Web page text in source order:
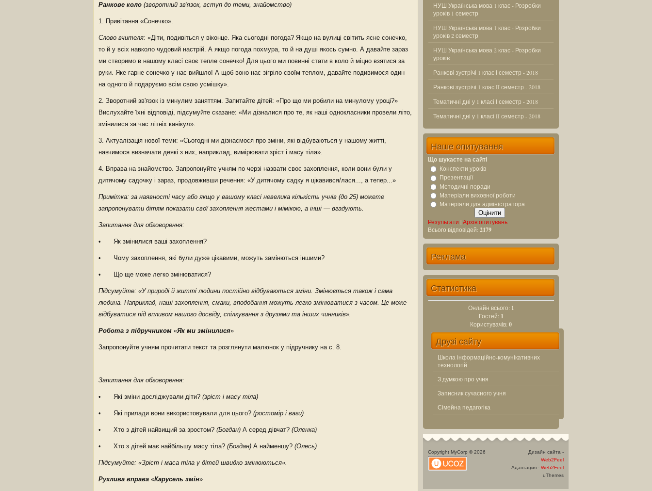
Ранкове коло (зворотний зв'язок, вступ до теми, знайомство)
1. Привітання «Сонечко».
Слово вчителя: «Діти, подивіться у віконце. Яка сьогодні погода? Якщо на вулиці світить ясне сонечко,
то й у всіх навколо чудовий настрій. А якщо погода похмура, то й на душі якось сумно. А давайте зараз
ми створимо в нашому класі своє тепле сонечко! Для цього ми повинні стати в коло й міцно взятися за
руки. Яке гарне сонечко у нас вийшло! А щоб воно нас зігріло своїм теплом, давайте подивимося один
на одного й подаруємо всім свою усмішку».
2. Зворотний зв'язок із минулим заняттям. Запитайте дітей: «Про що ми робили на минулому уроці?»
Вислухайте їхні відповіді, підсумуйте сказане: «Ми дізналися про те, як наші однокласники провели літо,
змінилися за час літніх канікул».
3. Актуалізація нової теми: «Сьогодні ми дізнаємося про зміни, які відбуваються у нашому житті,
навчимося визначати деякі з них, наприклад, вимірювати зріст і масу тіла».
4. Вправа на знайомство. Запропонуйте учням по черзі назвати своє захоплення, коли вони були у
дитячому садочку і зараз, продовживши речення: «У дитячому садку я цікавився/лася..., а тепер...»
Примітка: за наявності часу або якщо у вашому класі невелика кількість учнів (до 25) можете
запропонувати дітям показати свої захоплення жестами і мімікою, а інші — вгадують.
Запитання для обговорення:
• Як змінилися ваші захоплення?
• Чому захоплення, які були дуже цікавими, можуть замінються іншими?
• Що ще може легко змінюватися?
Підсумуйте: «У природі й житті людини постійно відбуваються зміни. Змінюється також і сама
людина. Наприклад, наші захоплення, смаки, вподобання можуть легко змінюватися з часом. Це може
відбуватися під впливом нашого досвіду, спілкування з друзями та інших чинників»
Робота з підручником «Як ми змінилися»
Запропонуйте учням прочитати текст та розглянути малюнок у підручнику на с. 8.
Запитання для обговорення:
• Які зміни досліджували діти? (зріст і масу тіла)
• Які прилади вони використовували для цього? (ростомір і ваги)
• Хто з дітей найвищий за зростом? (Богдан) А серед дівчат? (Оленка)
• Хто з дітей має найбільшу масу тіла? (Богдан) А найменшу? (Олесь)
Підсумуйте: «Зріст і маса тіла у дітей швидко змінюються».
Рухлива вправа «Карусель змін»
НУШ Українська мова 1 клас - Розробки
уроків 1 семестр
НУШ Українська мова 1 клас - Розробки
уроків 2 семестр
НУШ Українська мова 2 клас - Розробки
уроків
Ранкові зустрічі 1 клас І семестр - 2018
Ранкові зустрічі 1 клас II семестр - 2018
Тематичні дні у 1 класі І семестр - 2018
Тематичні дні у 1 класі II семестр - 2018
Наше опитування
Що шукаєте на сайті
Конспекти уроків
Презентації
Методичні поради
Матеріали виховної роботи
Матеріали для адміністратора
Результати |Архів опитувань
Всього відповідей: 2179
Реклама
Статистика
Онлайн всього: 1
Гостей: 1
Користувачів: 0
Друзі сайту
Школа інформаційно-комунікативних
технологій
З думкою про учня
Записник сучасного учня
Сімейна педагогіка
Copyright MyCorp © 2026
Дизайн сайта -
Web2Feel
Адаптация - Web2Feel
uThemes